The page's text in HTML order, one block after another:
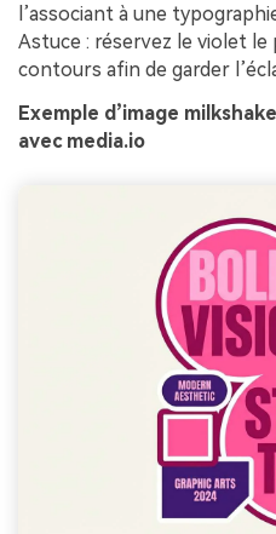
l’associant à une
Astuce : réservez le violet
contours afin de garder
Exemple d’image
avec media.io